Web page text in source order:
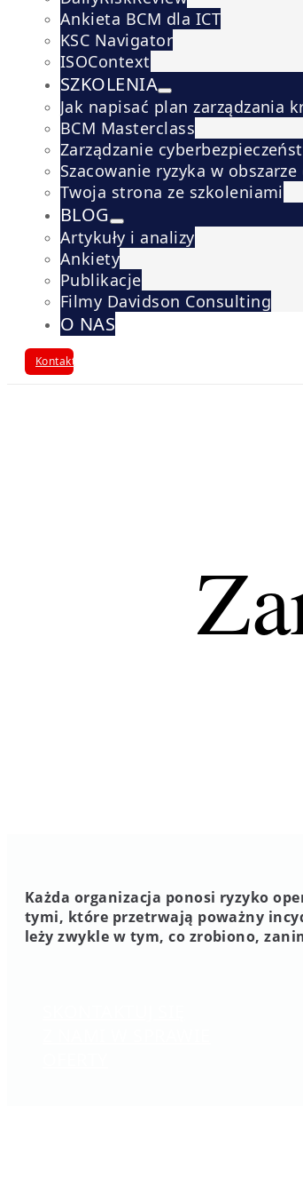
Ankieta BCM dla ICT
KSC Navigator
ISOContext
SZKOLENIA
Jak napisać plan zarządzania
BCM Masterclass
Zarządzanie
Szacowanie ryzyka w
Twoja strona ze szkoleniami
BLOG
Artykuły i analizy
Ankiety
Publikacje
Filmy Davidson Consulting
O NAS
Kontakt
Każda organizacja ponosi ryzyko
tymi, które przetrwają poważny
leży zwykle w tym, co zrobiono,